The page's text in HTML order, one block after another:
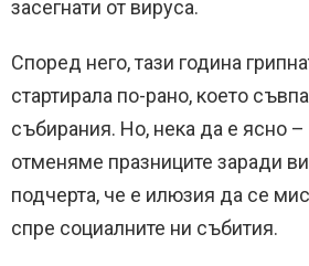
засегнати от вируса.
Според него, тази година
стартирала по-рано, което
събирания. Но, нека да е ясно –
отменяме празниците заради
подчерта, че е илюзия да се
спре социалните ни събития.